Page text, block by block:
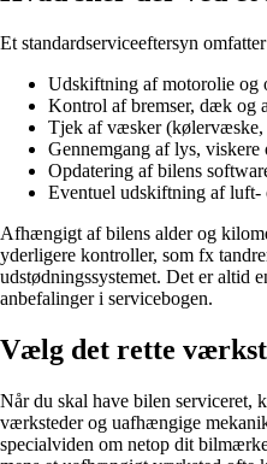
Et standardserviceeftersyn
Udskiftning af motorolie og
Kontrol af bremser, dæk og
Tjek af væsker
Gennemgang af lys, viskere
Opdatering af bilens
Eventuel udskiftning af luft-
Afhængigt af bilens alder og
yderligere kontroller, som fx
udstødningssystemet. Det er altid
anbefalinger i servicebogen.
Vælg det rette
Når du skal have bilen serviceret,
værksteder og uafhængige
specialviden om netop dit